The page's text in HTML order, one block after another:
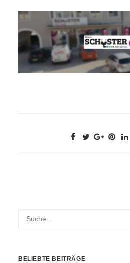
BELIEBTE BEITRÄGE